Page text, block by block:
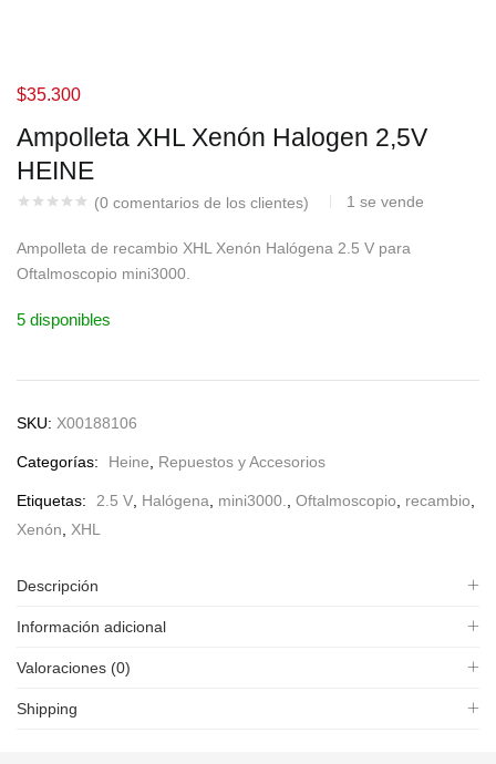
Ampolleta XHL Xenón Halogen 2,5V
HEINE
(0 comentarios de los clientes) 1 se vende
$35.300
Ampolleta de recambio XHL Xenón Halógena 2.5 V para
Oftalmoscopio mini3000.
5 disponibles
SKU: X00188106
Categorías: Heine Repuestos y Accesorios
Etiquetas: 2.5 V Halógena mini3000. Oftalmoscopio recambio
Xenón
XHL
Descripción
Información adicional
Valoraciones (0)
Shipping